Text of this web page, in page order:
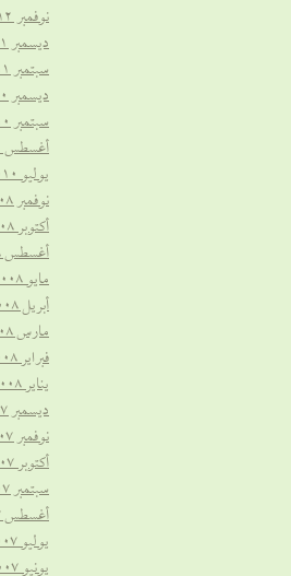
نوفمبر 2012
ديسمبر 2011
سبتمبر 2011
ديسمبر 2010
سبتمبر 2010
أغسطس 2010
يوليو 2010
نوفمبر 2008
أكتوبر 2008
أغسطس 2008
مايو 2008
أبريل 2008
مارس 2008
فبراير 2008
يناير 2008
ديسمبر 2007
نوفمبر 2007
أكتوبر 2007
سبتمبر 2007
أغسطس 2007
يوليو 2007
يونيو 2007